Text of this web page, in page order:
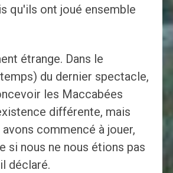
qu'ils ont joué ensemble
étrange. Dans le
du dernier spectacle,
les Maccabées
différente, mais
commencé à jouer,
si nous ne nous étions pas
déclaré.